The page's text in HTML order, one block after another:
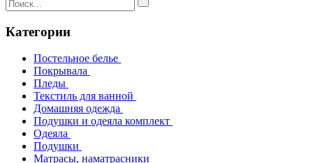
Категории
Постельное белье
Покрывала
Пледы
Текстиль для ванной
Домашняя одежда
Подушки и одеяла комплект
Одеяла
Подушки
Матрасы, наматрасники